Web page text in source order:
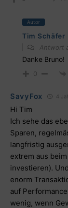
Autor
Tim Schäfer
Antwort
Danke Bruno!
0
SavyFox 4
Hi Tim
Ich sehe das
Sparen,
langfristig
extrem aus
investieren).
enorm
auf
wenig, wenn